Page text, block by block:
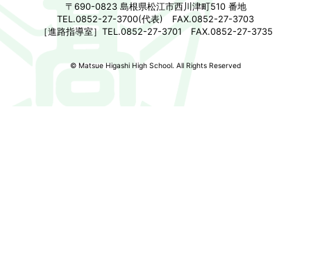
〒690-0823 島根県松江市西川津町510 番地
TEL.0852-27-3700(代表) FAX.0852-27-3703
［進路指導室］TEL.0852-27-3701 FAX.0852-27-3735
© Matsue Higashi High School. All Rights Reserved